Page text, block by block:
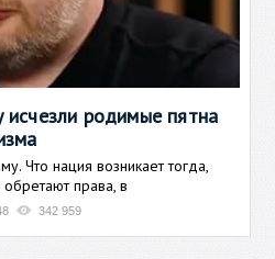
исчезли родимые пятна
Что нация возникает тогда,
права, в
342 959